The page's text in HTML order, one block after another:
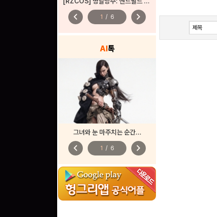
chevron_left 1 / 6 chevron_right
AI톡
그녀와 눈 마주치는 순간...
chevron_left 1 / 6 chevron_right